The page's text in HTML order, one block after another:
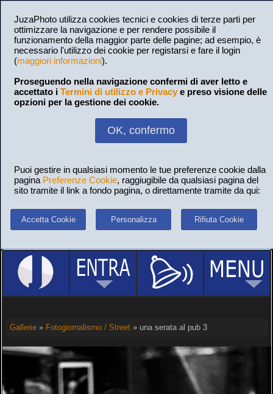
JuzaPhoto utilizza cookies tecnici e cookies di terze parti per
ottimizzare la navigazione e per rendere possibile il
funzionamento della maggior parte delle pagine; ad esempio, è
necessario l'utilizzo dei cookie per registarsi e fare il login
(maggiori informazioni).
Proseguendo nella navigazione confermi di aver letto e
accettato i Termini di utilizzo e Privacy e preso visione delle
opzioni per la gestione dei cookie.
OK, confermo
Puoi gestire in qualsiasi momento le tue preferenze cookie dalla
pagina Preferenze Cookie, raggiugibile da qualsiasi pagina del
sito tramite il link a fondo pagina, o direttamente tramite da qui:
Accetta Cookie Personalizza Rifiuta Cookie
Gallerie» Fotogiornalismo / Street» una serata al pub 3